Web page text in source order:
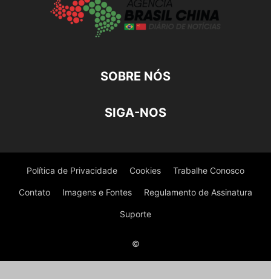
SOBRE NÓS
SIGA-NOS
Política de Privacidade Cookies Trabalhe Conosco
Contato Imagens e Fontes Regulamento de Assinatura
Suporte
©